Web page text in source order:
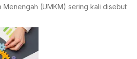
Menengah (UMKM) sering kali disebut
kontribusi sektor ini terhadap PDB
terbesar. Namun, di